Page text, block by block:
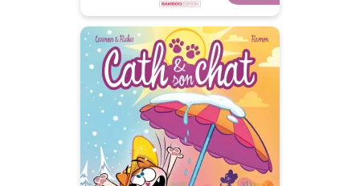
Cath et son chat
Tome 11
Date de parution :
07/01/2026
Une année avec Cath et Sushi !